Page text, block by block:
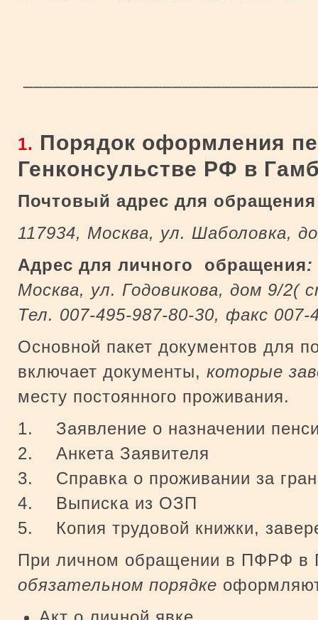
1. Порядок оформления
Генконсульстве РФ в
Почтовый адрес для
117934, Москва, ул. Шаболовка,
Адрес для личного обращения:
Москва, ул. Годовикова, дом 9/2(
Тел. 007-495-987-80-30, факс 007-
Основной пакет документов для
включает документы, которые
месту постоянного проживания.
1. Заявление о назначении
2. Анкета Заявителя
3. Справка о проживании за
4. Выписка из ОЗП
5. Копия трудовой книжки,
При личном обращении в ПФРФ в
обязательном порядке